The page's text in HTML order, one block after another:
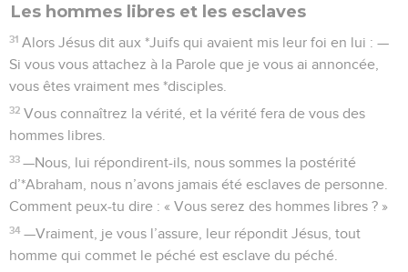
Les hommes libres et les esclaves
31 Alors Jésus dit aux *Juifs qui avaient mis leur foi en lui : —
Si vous vous attachez à la Parole que je vous ai annoncée,
vous êtes vraiment mes *disciples.
32 Vous connaîtrez la vérité, et la vérité fera de vous des
hommes libres.
33 —Nous, lui répondirent-ils, nous sommes la postérité
d’*Abraham, nous n’avons jamais été esclaves de personne.
Comment peux-tu dire : « Vous serez des hommes libres ? »
34 —Vraiment, je vous l’assure, leur répondit Jésus, tout
homme qui commet le péché est esclave du péché.